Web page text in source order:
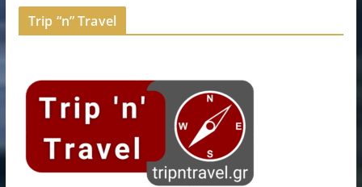
Trip “n” Travel